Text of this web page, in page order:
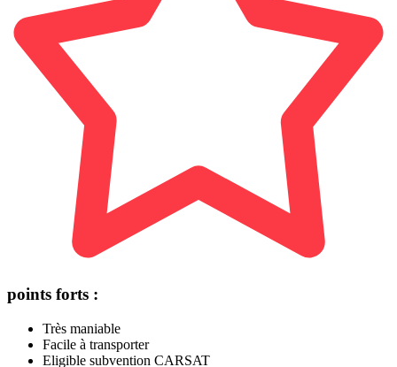
points forts :
Très maniable
Facile à transporter
Eligible subvention CARSAT